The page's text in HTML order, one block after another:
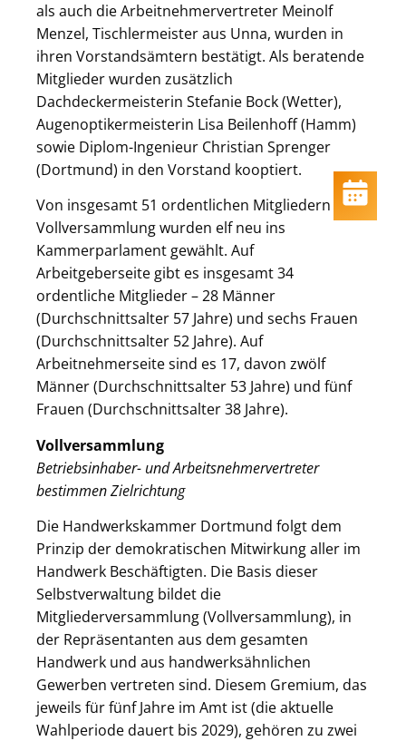
als auch die Arbeitnehmervertreter Meinolf
Menzel, Tischlermeister aus Unna, wurden in
ihren Vorstandsämtern bestätigt. Als beratende
Mitglieder wurden zusätzlich
Dachdeckermeisterin Stefanie Bock (Wetter),
Augenoptikermeisterin Lisa Beilenhoff (Hamm)
sowie Diplom-Ingenieur Christian Sprenger
(Dortmund) in den Vorstand kooptiert.
Von insgesamt 51 ordentlichen Mitgliedern der
Vollversammlung wurden elf neu ins
Kammerparlament gewählt. Auf
Arbeitgeberseite gibt es insgesamt 34
ordentliche Mitglieder – 28 Männer
(Durchschnittsalter 57 Jahre) und sechs Frauen
(Durchschnittsalter 52 Jahre). Auf
Arbeitnehmerseite sind es 17, davon zwölf
Männer (Durchschnittsalter 53 Jahre) und fünf
Frauen (Durchschnittsalter 38 Jahre).
Vollversammlung
Betriebsinhaber- und Arbeitsnehmervertreter
bestimmen Zielrichtung
Die Handwerkskammer Dortmund folgt dem
Prinzip der demokratischen Mitwirkung aller im
Handwerk Beschäftigten. Die Basis dieser
Selbstverwaltung bildet die
Mitgliederversammlung (Vollversammlung), in
der Repräsentanten aus dem gesamten
Handwerk und aus handwerksähnlichen
Gewerben vertreten sind. Diesem Gremium, das
jeweils für fünf Jahre im Amt ist (die aktuelle
Wahlperiode dauert bis 2029), gehören zu zwei